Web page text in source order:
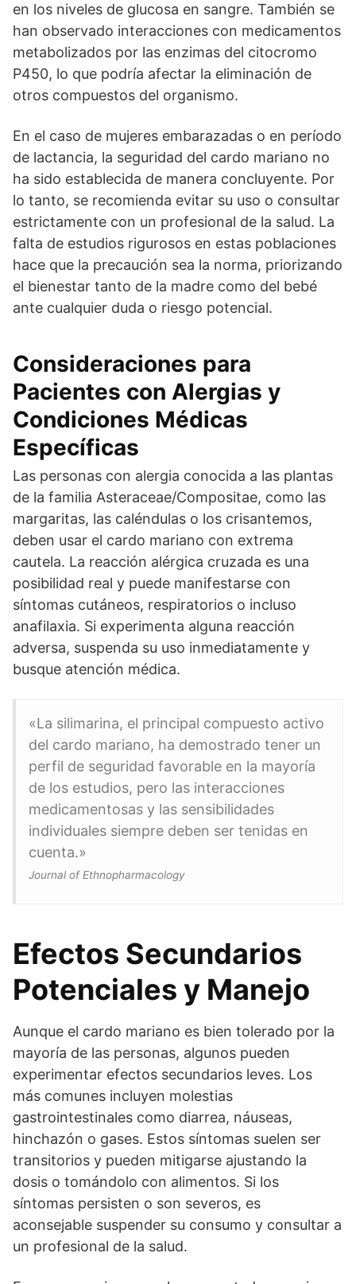
en los niveles de glucosa en sangre. También se
han observado interacciones con medicamentos
metabolizados por las enzimas del citocromo
P450, lo que podría afectar la eliminación de
otros compuestos del organismo.
En el caso de mujeres embarazadas o en período
de lactancia, la seguridad del cardo mariano no
ha sido establecida de manera concluyente. Por
lo tanto, se recomienda evitar su uso o consultar
estrictamente con un profesional de la salud. La
falta de estudios rigurosos en estas poblaciones
hace que la precaución sea la norma, priorizando
el bienestar tanto de la madre como del bebé
ante cualquier duda o riesgo potencial.
Consideraciones para
Pacientes con Alergias y
Condiciones Médicas
Específicas
Las personas con alergia conocida a las plantas
de la familia Asteraceae/Compositae, como las
margaritas, las caléndulas o los crisantemos,
deben usar el cardo mariano con extrema
cautela. La reacción alérgica cruzada es una
posibilidad real y puede manifestarse con
síntomas cutáneos, respiratorios o incluso
anafilaxia. Si experimenta alguna reacción
adversa, suspenda su uso inmediatamente y
busque atención médica.
«La silimarina, el principal compuesto activo
del cardo mariano, ha demostrado tener un
perfil de seguridad favorable en la mayoría
de los estudios, pero las interacciones
medicamentosas y las sensibilidades
individuales siempre deben ser tenidas en
cuenta.»
Journal of Ethnopharmacology
Efectos Secundarios
Potenciales y Manejo
Aunque el cardo mariano es bien tolerado por la
mayoría de las personas, algunos pueden
experimentar efectos secundarios leves. Los
más comunes incluyen molestias
gastrointestinales como diarrea, náuseas,
hinchazón o gases. Estos síntomas suelen ser
transitorios y pueden mitigarse ajustando la
dosis o tomándolo con alimentos. Si los
síntomas persisten o son severos, es
aconsejable suspender su consumo y consultar a
un profesional de la salud.